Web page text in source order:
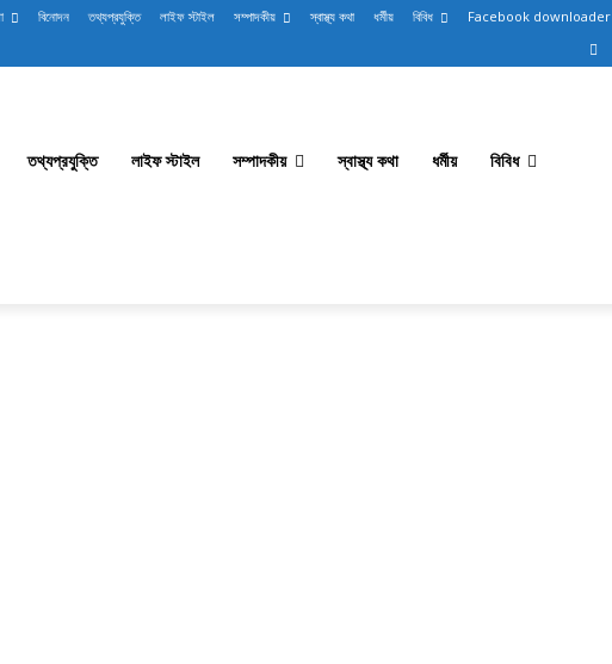
বিনোদন তথ্যপ্রযুক্তি লাইফ স্টাইল সম্পাদকীয় স্বাস্থ্য কথা ধর্মীয় বিবিধ Facebook downloader
তথ্যপ্রযুক্তি লাইফ স্টাইল সম্পাদকীয় স্বাস্থ্য কথা ধর্মীয় বিবিধ